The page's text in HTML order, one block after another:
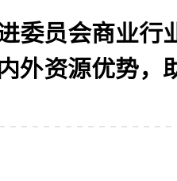
委员会商业行
外资源优势，